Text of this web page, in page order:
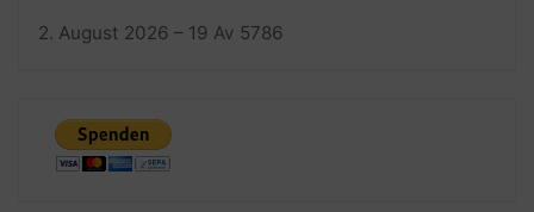
2. August 2026 – 19 Av 5786